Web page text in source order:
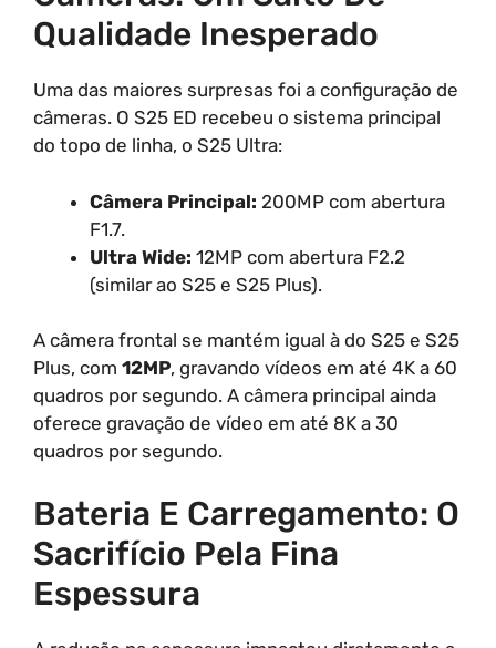
Qualidade Inesperado
Uma das maiores surpresas foi a configuração de
câmeras. O S25 ED recebeu o sistema principal
do topo de linha, o S25 Ultra:
Câmera Principal: 200MP com abertura
F1.7.
Ultra Wide: 12MP com abertura F2.2
(similar ao S25 e S25 Plus).
A câmera frontal se mantém igual à do S25 e S25
Plus, com 12MP, gravando vídeos em até 4K a 60
quadros por segundo. A câmera principal ainda
oferece gravação de vídeo em até 8K a 30
quadros por segundo.
Bateria E Carregamento: O
Sacrifício Pela Fina
Espessura